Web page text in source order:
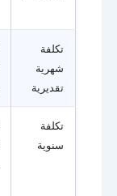
تكلفة
شهرية
تقديرية
تكلفة
سنوية